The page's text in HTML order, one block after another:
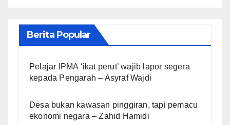
Berita Popular
Pelajar IPMA ‘ikat perut’ wajib lapor segera
kepada Pengarah – Asyraf Wajdi
Desa bukan kawasan pinggiran, tapi pemacu
ekonomi negara – Zahid Hamidi